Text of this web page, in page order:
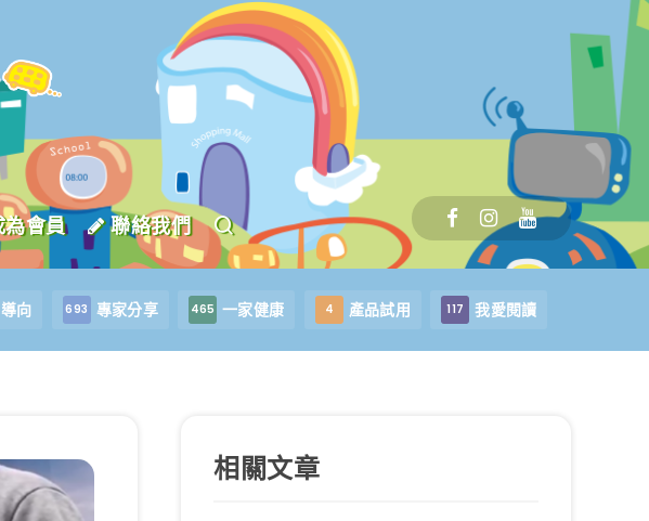
會員 聯絡我們
向 693 專家分享 465 一家健康 4 產品試用 117 我愛閱讀
相關文章